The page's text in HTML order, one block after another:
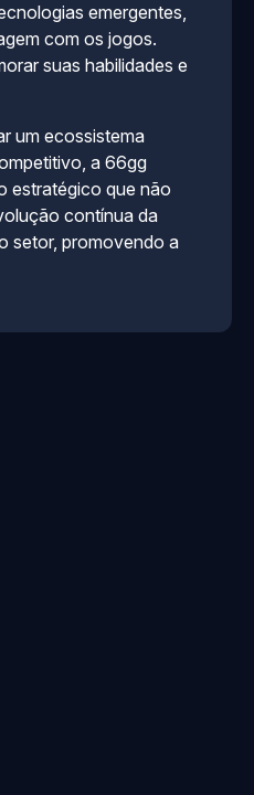
emergentes,
com os jogos.
suas habilidades e
um ecossistema
a 66gg
estratégico que não
contínua da
setor, promovendo a